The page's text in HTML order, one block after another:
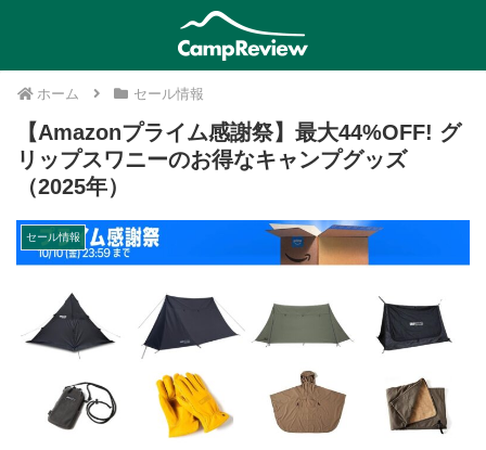
ホーム セール情報
【Amazonプライム感謝祭】最大44%OFF! グ
リップスワニーのお得なキャンプグッズ
（2025年）
セール情報